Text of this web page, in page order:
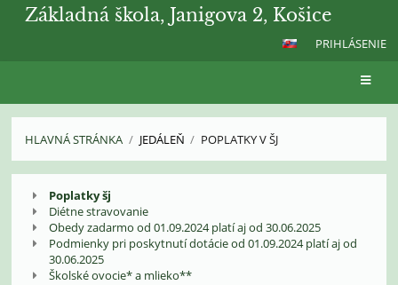
Základná škola, Janigova 2, Košice
PRIHLÁSENIE
HLAVNÁ STRÁNKA / JEDÁLEŇ / POPLATKY V ŠJ
Poplatky
Poplatky šj
Diétne stravovanie
Obedy zadarmo od 01.09.2024 platí aj od 30.06.2025
Podmienky pri poskytnutí dotácie od 01.09.2024 platí aj od
30.06.2025
Školské ovocie* a mlieko**